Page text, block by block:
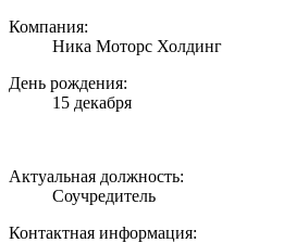
Компания:
Ника Моторс Холдинг
День рождения:
15 декабря
Актуальная должность:
Соучредитель
Контактная информация: